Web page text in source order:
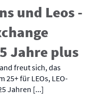
und Leos -
Jahre plus
freut sich, das
25+ für LEOs, LEO-
Jahren [...]